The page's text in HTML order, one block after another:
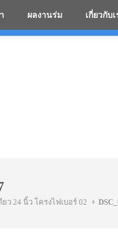
ผลงานร่ม เกี่ยวกับเ
ว 24 นิ้ว โครงไฟเบอร์ 02
โรงงานร่มสกรี